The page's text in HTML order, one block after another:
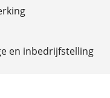
en inbedrijfstelling